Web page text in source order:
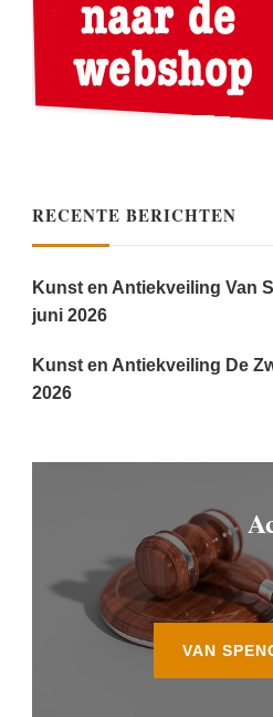
RECENTE BERICHTEN
Kunst en Antiekveiling Van
juni 2026
Kunst en Antiekveiling De
2026
VAN